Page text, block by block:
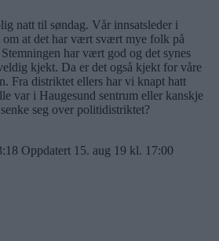
natt til søndag. Vår innsatsleder i
om at det har vært svært mye folk på
har vært god og det synes
kjekt. Da er det også kjekt for våre
Fra distriktet ellers har vi knapt hatt
var i Haugesund sentrum eller kanskje
seg over politidistriktet?
Oppdatert 15. aug 19 kl. 17:00